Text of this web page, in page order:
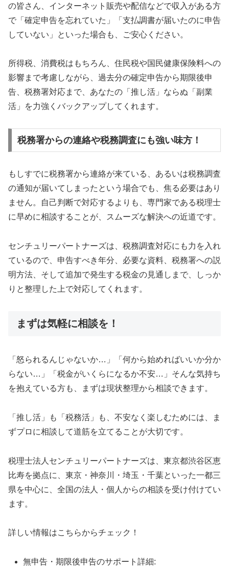
の皆さん、インターネット販売や配信などで収入がある方
で「確定申告を忘れていた」「支払調書が届いたのに申告
していない」といった場合も、ご安心ください。
所得税、消費税はもちろん、住民税や国民健康保険料への
影響まで考慮しながら、過去分の確定申告から期限後申
告、税務署対応まで、あなたの「推し活」ならぬ「副業
活」を力強くバックアップしてくれます。
税務署からの連絡や税務調査にも強い味方！
もしすでに税務署から連絡が来ている、あるいは税務調査
の通知が届いてしまったという場合でも、焦る必要はあり
ません。自己判断で対応するよりも、専門家である税理士
に早めに相談することが、スムーズな解決への近道です。
センチュリーパートナーズは、税務調査対応にも力を入れ
ているので、申告すべき年分、必要な資料、税務署への説
明方法、そして追加で発生する税金の見通しまで、しっか
りと整理した上で対応してくれます。
まずは気軽に相談を！
「怒られるんじゃないか…」「何から始めればいいか分か
らない…」「税金がいくらになるか不安…」そんな気持ち
を抱えている方も、まずは現状整理から相談できます。
「推し活」も「税務活」も、不安なく楽しむためには、ま
ずプロに相談して道筋を立てることが大切です。
税理士法人センチュリーパートナーズは、東京都渋谷区恵
比寿を拠点に、東京・神奈川・埼玉・千葉といった一都三
県を中心に、全国の法人・個人からの相談を受け付けてい
ます。
詳しい情報はこちらからチェック！
無申告・期限後申告のサポート詳細: